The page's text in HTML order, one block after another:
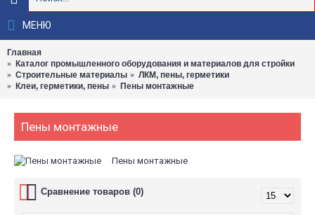
МЕНЮ
Главная
Каталог промышленного оборудования и материалов для стройки
Строительные материалы
ЛКМ, пены, герметики
Клеи, герметики, пены
Пены монтажные
Пены монтажные
Пены монтажные
Сравнение товаров (0)